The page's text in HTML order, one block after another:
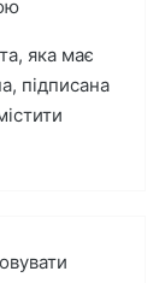
яка має
підписана